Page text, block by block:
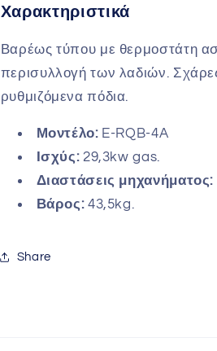
Χαρακτηριστικά
Βαρέως τύπου με θερμοστάτη
περισυλλογή των λαδιών.
ρυθμιζόμενα πόδια.
Μοντέλο: E-RQB-4A
Ισχύς: 29,3kw gas.
Διαστάσεις μηχανήματος:
Βάρος: 43,5kg.
Share